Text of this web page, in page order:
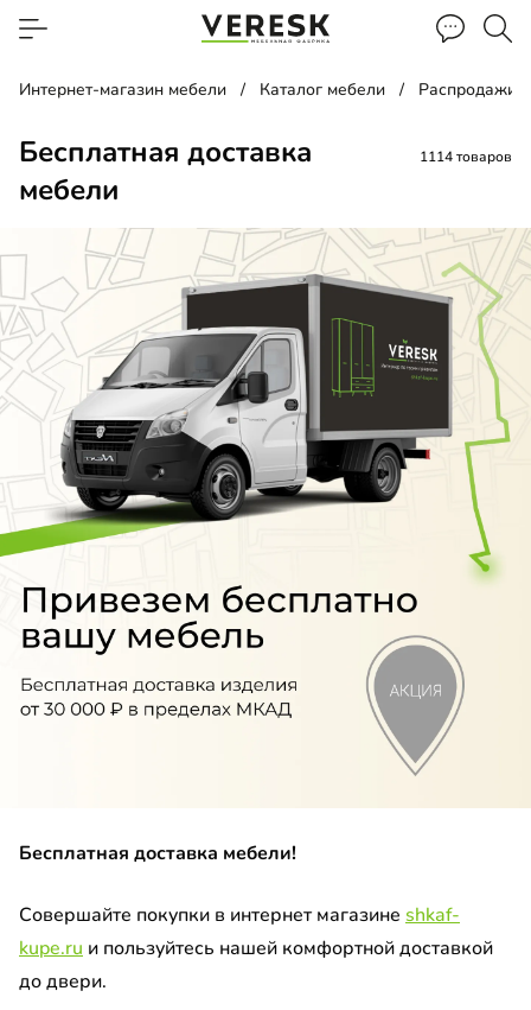
Интернет-магазин мебели Каталог мебели Распродажи,
Бесплатная доставка
мебели
1114 товаров
купе
гармошка
купе угловой
до
до
до
Бесплатная доставка мебели!
Совершайте покупки в интернет магазине shkaf-
kupe.ru и пользуйтесь нашей комфортной доставкой
до двери.